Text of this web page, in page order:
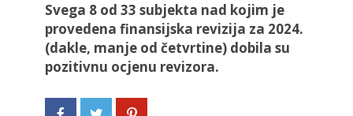
Svega 8 od 33 subjekta nad kojim je
provedena finansijska revizija za 2024.
(dakle, manje od četvrtine) dobila su
pozitivnu ocjenu revizora.